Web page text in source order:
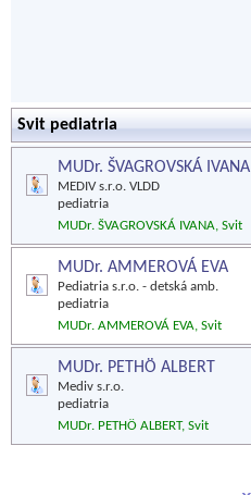
Svit pediatria
MUDr. ŠVAGROVSKÁ IVANA
MEDIV s.r.o. VLDD
pediatria
MUDr. ŠVAGROVSKÁ IVANA, Svit
MUDr. AMMEROVÁ EVA
Pediatria s.r.o. - detská amb.
pediatria
MUDr. AMMEROVÁ EVA, Svit
MUDr. PETHÖ ALBERT
Mediv s.r.o.
pediatria
MUDr. PETHÖ ALBERT, Svit